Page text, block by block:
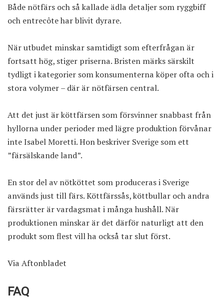
Både nötfärs och så kallade ädla detaljer som ryggbiff
och entrecôte har blivit dyrare.
När utbudet minskar samtidigt som efterfrågan är
fortsatt hög, stiger priserna. Bristen märks särskilt
tydligt i kategorier som konsumenterna köper ofta och i
stora volymer – där är nötfärsen central.
Att det just är köttfärsen som försvinner snabbast från
hyllorna under perioder med lägre produktion förvånar
inte Isabel Moretti. Hon beskriver Sverige som ett
”färsälskande land”.
En stor del av nötköttet som produceras i Sverige
används just till färs. Köttfärssås, köttbullar och andra
färsrätter är vardagsmat i många hushåll. När
produktionen minskar är det därför naturligt att den
produkt som flest vill ha också tar slut först.
Via Aftonbladet
FAQ